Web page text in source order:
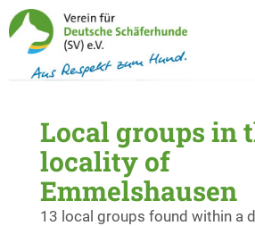
Local groups in
locality of
Emmelshausen
13 local groups found within a